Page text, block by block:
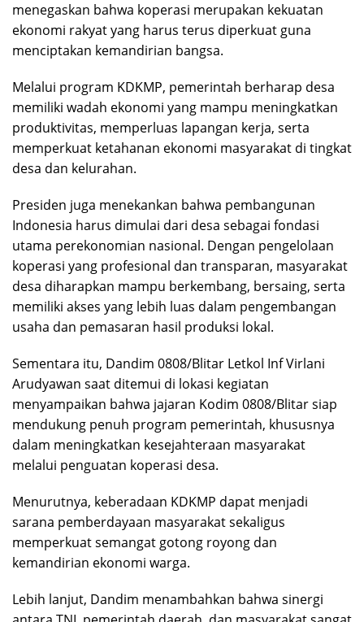
menegaskan bahwa koperasi merupakan kekuatan
ekonomi rakyat yang harus terus diperkuat guna
menciptakan kemandirian bangsa.
Melalui program KDKMP, pemerintah berharap desa
memiliki wadah ekonomi yang mampu meningkatkan
produktivitas, memperluas lapangan kerja, serta
memperkuat ketahanan ekonomi masyarakat di tingkat
desa dan kelurahan.
Presiden juga menekankan bahwa pembangunan
Indonesia harus dimulai dari desa sebagai fondasi
utama perekonomian nasional. Dengan pengelolaan
koperasi yang profesional dan transparan, masyarakat
desa diharapkan mampu berkembang, bersaing, serta
memiliki akses yang lebih luas dalam pengembangan
usaha dan pemasaran hasil produksi lokal.
Sementara itu, Dandim 0808/Blitar Letkol Inf Virlani
Arudyawan saat ditemui di lokasi kegiatan
menyampaikan bahwa jajaran Kodim 0808/Blitar siap
mendukung penuh program pemerintah, khususnya
dalam meningkatkan kesejahteraan masyarakat
melalui penguatan koperasi desa.
Menurutnya, keberadaan KDKMP dapat menjadi
sarana pemberdayaan masyarakat sekaligus
memperkuat semangat gotong royong dan
kemandirian ekonomi warga.
Lebih lanjut, Dandim menambahkan bahwa sinergi